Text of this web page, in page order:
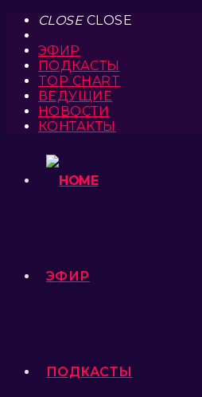
CLOSECLOSE
ЭФИР
ПОДКАСТЫ
TOP CHART
ВЕДУЩИЕ
НОВОСТИ
КОНТАКТЫ
ЭФИР
ПОДКАСТЫ